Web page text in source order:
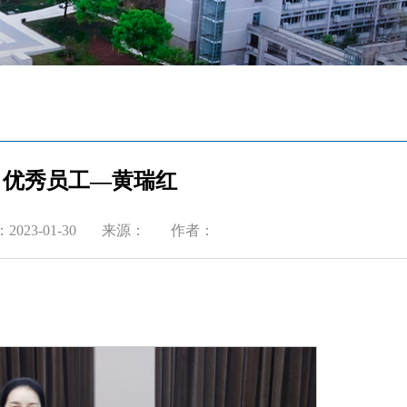
优秀员工—黄瑞红
2023-01-30 来源： 作者：